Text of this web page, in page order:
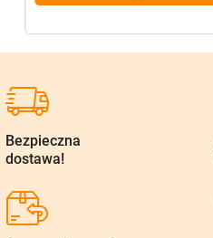
Bezpieczna
dostawa!